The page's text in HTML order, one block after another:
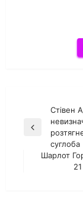
Навігація
записів
Попередній
Стівен
суглоба
Наступний
Шарлот